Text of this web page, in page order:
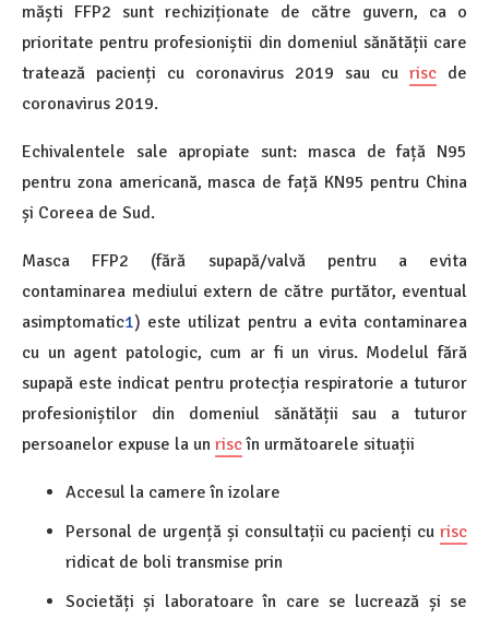
măști FFP2 sunt rechiziționate de către guvern, ca o
prioritate pentru profesioniștii din domeniul sănătății care
tratează pacienți cu coronavirus 2019 sau cu risc de
coronavirus 2019.
Echivalentele sale apropiate sunt: masca de față N95
pentru zona americană, masca de față KN95 pentru China
și Coreea de Sud.
Masca FFP2 (fără supapă/valvă pentru a evita
contaminarea mediului extern de către purtător, eventual
asimptomatic1) este utilizat pentru a evita contaminarea
cu un agent patologic, cum ar fi un virus. Modelul fără
supapă este indicat pentru protecția respiratorie a tuturor
profesioniștilor din domeniul sănătății sau a tuturor
persoanelor expuse la un riscîn următoarele situații
Accesul la camere în izolare
Personal de urgență și consultații cu pacienți cu risc
ridicat de boli transmise prin
Societăți și laboratoare în care se lucrează și se